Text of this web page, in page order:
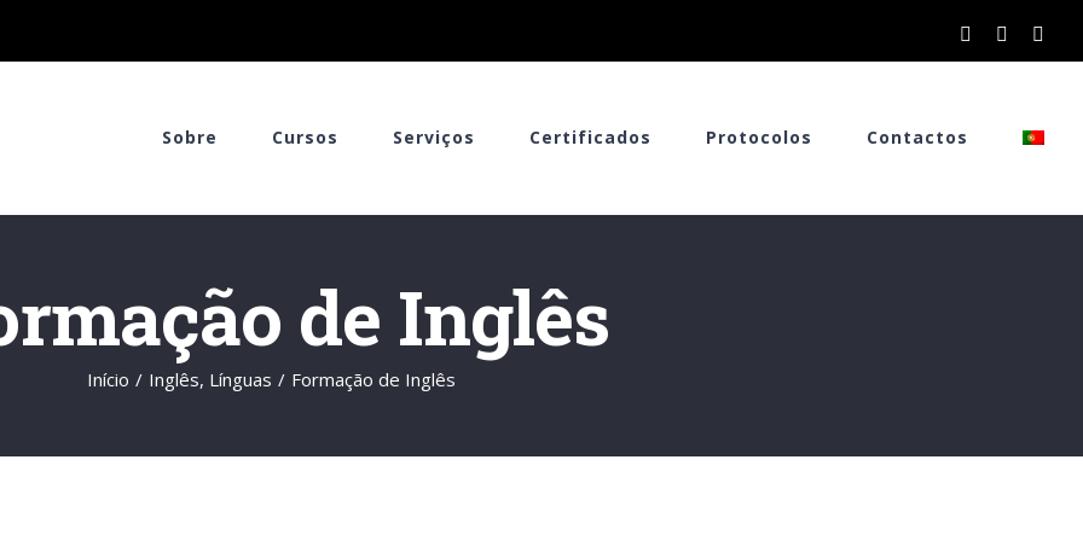
FacebookLinkedIn
Sobre Cursos Serviços Certificados Protocolos Contactos
de Inglês
Início / Inglês, Línguas / Formação de Inglês